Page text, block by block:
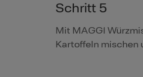
Schritt 5
Mit MAGGI
Kartoffeln mischen